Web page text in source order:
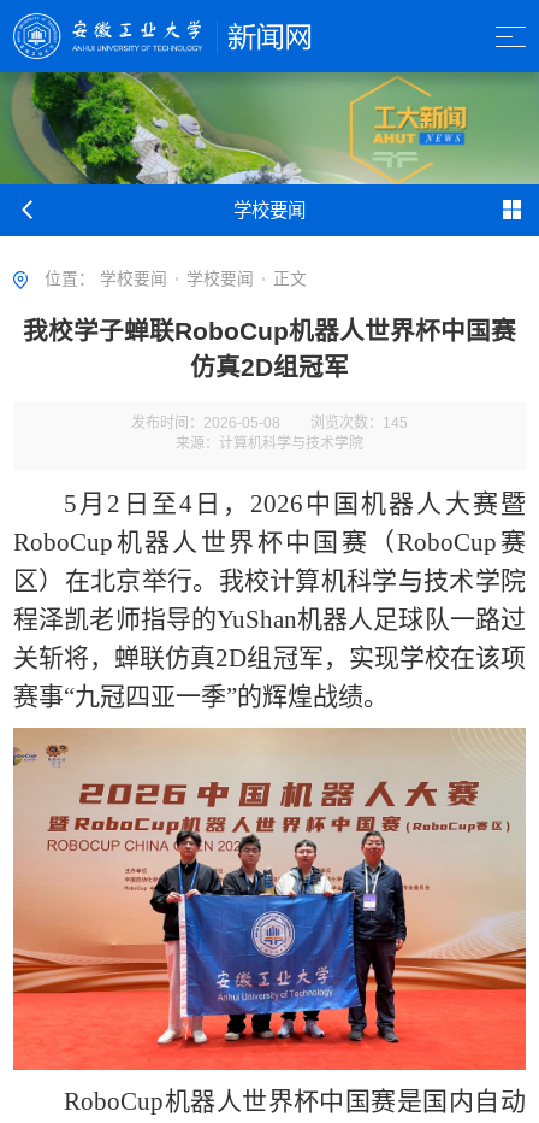
学校要闻
位置： 学校要闻 学校要闻 正文
我校学子蝉联RoboCup机器人世界杯中国赛
仿真2D组冠军
发布时间：2026-05-08 浏览次数：
145
来源：计算机科学与技术学院
5月2日至4日，2026中国机器人大赛暨
RoboCup机器人世界杯中国赛（RoboCup赛
区）在北京举行。我校计算机科学与技术学院
程泽凯老师指导的YuShan机器人足球队一路过
关斩将，蝉联仿真2D组冠军，实现学校在该项
赛事“九冠四亚一季”的辉煌战绩。
RoboCup机器人世界杯中国赛是国内自动